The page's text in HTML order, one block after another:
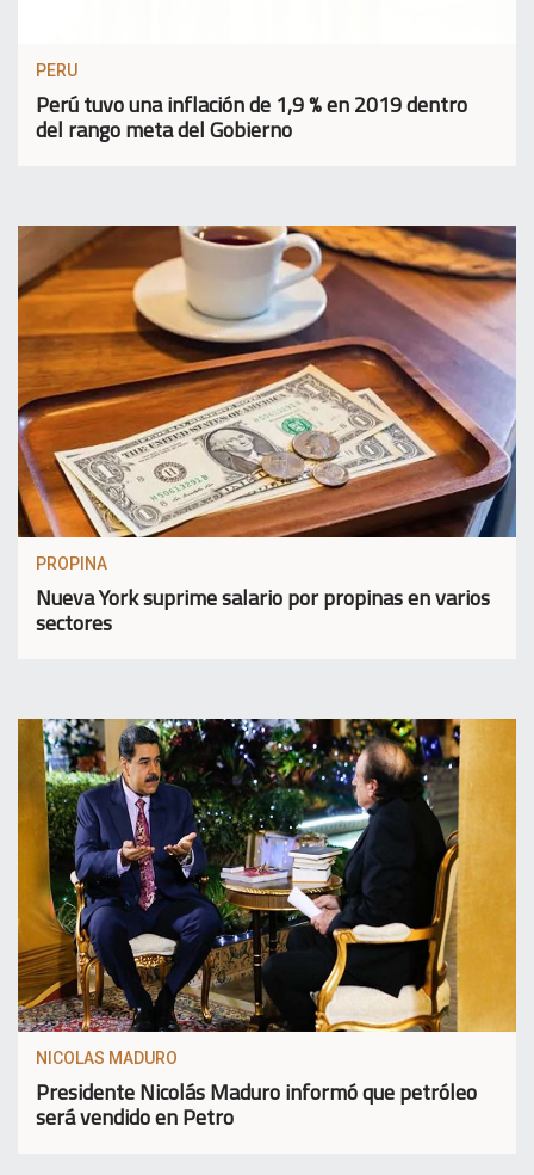
PERU
Perú tuvo una inflación de 1,9 % en 2019 dentro
del rango meta del Gobierno
PROPINA
Nueva York suprime salario por propinas en varios
sectores
NICOLAS MADURO
Presidente Nicolás Maduro informó que petróleo
será vendido en Petro